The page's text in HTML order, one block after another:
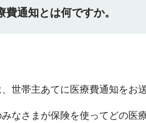
通知とは何ですか。
世帯主あてに医療費通知をお
なさまが保険を使ってどの医